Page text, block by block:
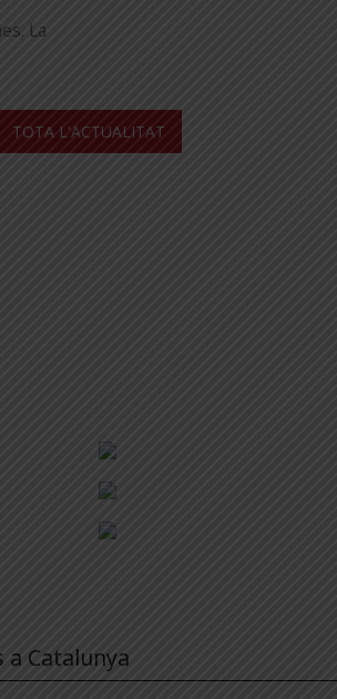
La
TOTA L'ACTUALITAT
a Catalunya